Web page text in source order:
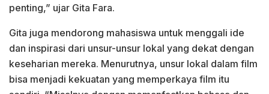
penting,” ujar Gita Fara.
Gita juga mendorong mahasiswa untuk menggali ide
dan inspirasi dari unsur-unsur lokal yang dekat dengan
keseharian mereka. Menurutnya, unsur lokal dalam film
bisa menjadi kekuatan yang memperkaya film itu